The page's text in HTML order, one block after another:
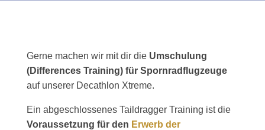
Gerne machen wir mit dir die Umschulung
(Differences Training) für Spornradflugzeuge
auf unserer Decathlon Xtreme.
Ein abgeschlossenes Taildragger Training ist die
Voraussetzung für den Erwerb der